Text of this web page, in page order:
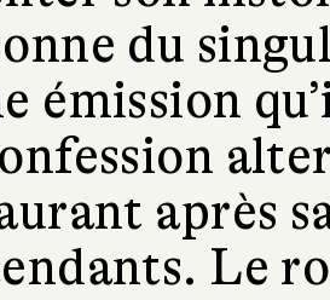
du
émission
après
Le